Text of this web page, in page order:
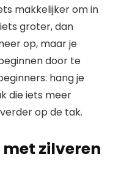
makkelijker om in
groter, dan
op, maar je
door te
hang je
die iets meer
op de tak.
zilveren